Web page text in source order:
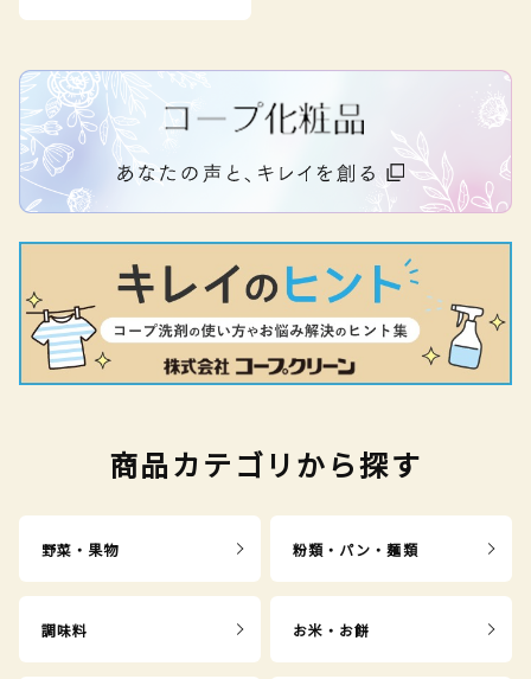
商品カテゴリから探す
野菜・果物 粉類・パン・麺類
調味料 お米・お餅